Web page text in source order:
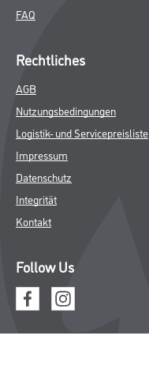
FAQ
Rechtliches
AGB
Nutzungsbedingungen
Logistik- und Servicepreisliste
Impressum
Datenschutz
Integrität
Kontakt
Follow Us